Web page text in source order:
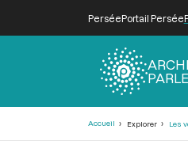
PerséePortail Persée
Accueil Explorer Les